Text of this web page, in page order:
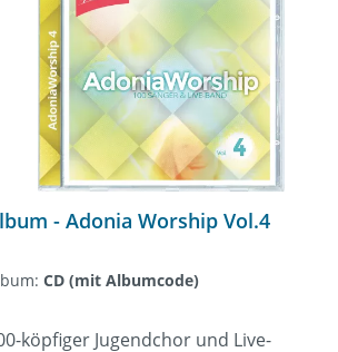
- Adonia Worship Vol.4
CD (mit Albumcode)
köpfiger Jugendchor und Live-